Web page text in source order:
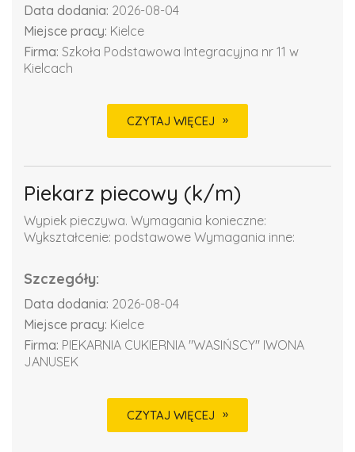
Data dodania: 2026-08-04
Miejsce pracy: Kielce
Firma: Szkoła Podstawowa Integracyjna nr 11 w
Kielcach
CZYTAJ WIĘCEJ
Piekarz piecowy (k/m)
Wypiek pieczywa. Wymagania konieczne:
Wykształcenie: podstawowe Wymagania inne:
Szczegóły:
Data dodania: 2026-08-04
Miejsce pracy: Kielce
Firma: PIEKARNIA CUKIERNIA "WASIŃSCY" IWONA
JANUSEK
CZYTAJ WIĘCEJ